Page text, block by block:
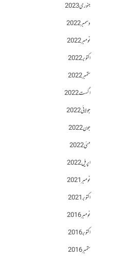
جنوری 2023
دسمبر 2022
نومبر 2022
اکتوبر 2022
ستمبر 2022
اگست 2022
جولائی 2022
جون 2022
مئی 2022
اپریل 2022
نومبر 2021
اکتوبر 2021
نومبر 2016
اکتوبر 2016
ستمبر 2016